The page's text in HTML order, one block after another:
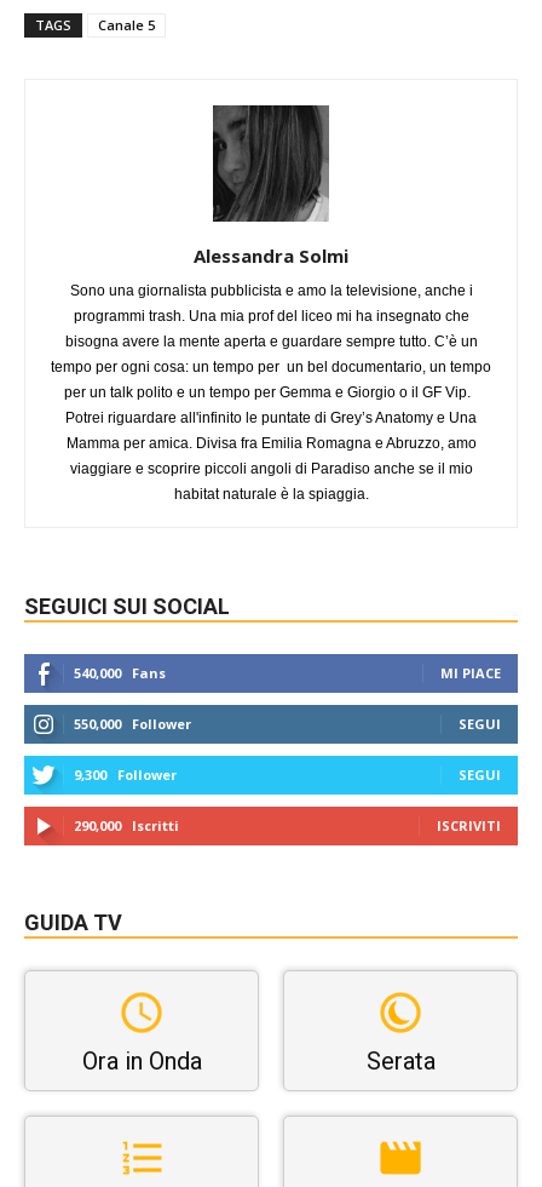
TAGS Canale 5
Alessandra Solmi
Sono una giornalista pubblicista e amo la televisione, anche i
programmi trash. Una mia prof del liceo mi ha insegnato che
bisogna avere la mente aperta e guardare sempre tutto. C’è un
tempo per ogni cosa: un tempo per un bel documentario, un tempo
per un talk polito e un tempo per Gemma e Giorgio o il GF Vip.
Potrei riguardare all'infinito le puntate di Grey’s Anatomy e Una
Mamma per amica. Divisa fra Emilia Romagna e Abruzzo, amo
viaggiare e scoprire piccoli angoli di Paradiso anche se il mio
habitat naturale è la spiaggia.
SEGUICI SUI SOCIAL
540,000 Fans MI PIACE
550,000 Follower SEGUI
9,300 Follower SEGUI
290,000 Iscritti ISCRIVITI
GUIDA TV
Ora in Onda Serata